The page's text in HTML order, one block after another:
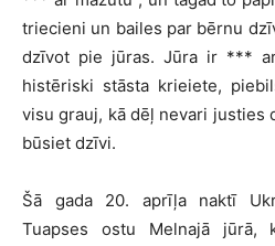
triecieni un bailes par bērnu
dzīvot pie jūras. Jūra ir *** ar
histēriski stāsta krieiete,
visu grauj, kā dēļ nevari justies
būsiet dzīvi.
Šā gada 20. aprīļa naktī
Tuapses ostu Melnajā jūrā,